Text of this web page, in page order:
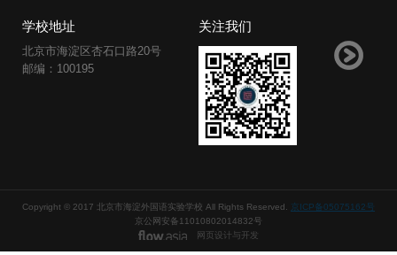
学校地址
北京市海淀区杏石口路20号
邮编：100195
关注我们
Copyright © 2017 北京市海淀外国语实验学校 All Rights Reserved. 京ICP备05075162号
京公网安备11010802014832号
网页设计与开发